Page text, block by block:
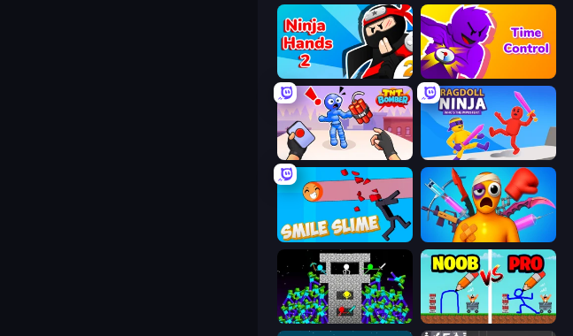
Ninja Hands 2 Time Control!
TNT Bomber Ragdoll Ninja: Imposter Hero
Smile Slime Fun Ragdoll Challenge!
Stick Epic Fighter DOP Noob: Draw to Save